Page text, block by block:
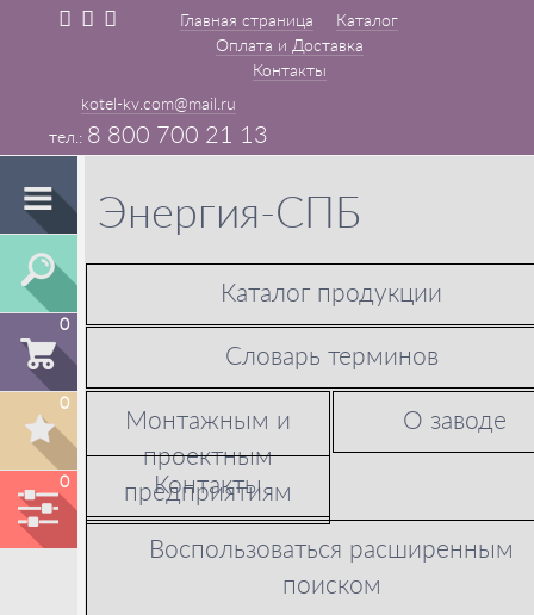
Главная страница
Каталог
Оплата и Доставка
Контакты
kotel-kv.com@mail.ru
8 800 700 21 13
0
0
0
Энергия-СПБ
Каталог продукции
Словарь терминов
Монтажным и
проектным
предприятиям
О заводе
Контакты
Воспользоваться расширенным
поиском